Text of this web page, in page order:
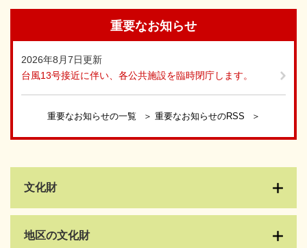
重要なお知らせ
2026年8月7日更新
台風13号接近に伴い、各公共施設を臨時閉庁します。
重要なお知らせの一覧 重要なお知らせのRSS
文化財
地区の文化財